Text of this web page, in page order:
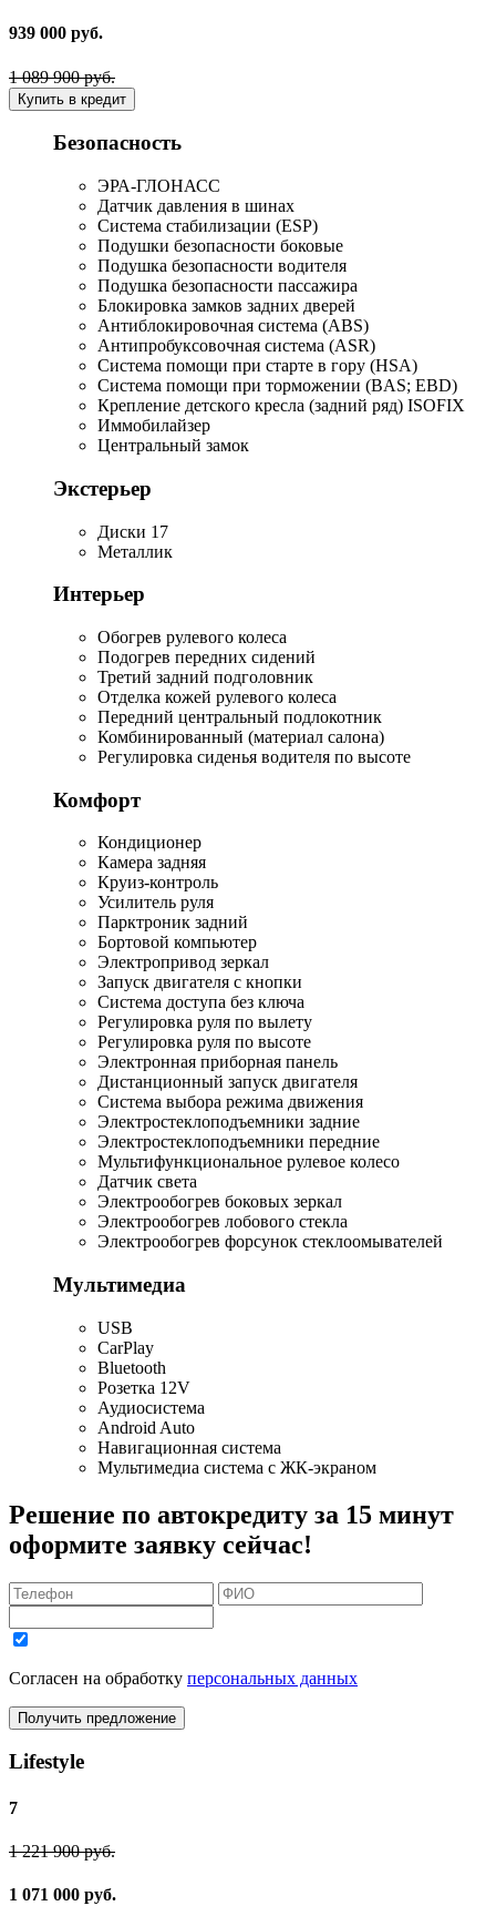
939 000 руб.
1 089 900 руб.
Купить в кредит
Безопасность
ЭРА-ГЛОНАСС
Датчик давления в шинах
Система стабилизации (ESP)
Подушки безопасности боковые
Подушка безопасности водителя
Подушка безопасности пассажира
Блокировка замков задних дверей
Антиблокировочная система (ABS)
Антипробуксовочная система (ASR)
Система помощи при старте в гору (HSA)
Система помощи при торможении (BAS; EBD)
Крепление детского кресла (задний ряд) ISOFIX
Иммобилайзер
Центральный замок
Экстерьер
Диски 17
Металлик
Интерьер
Обогрев рулевого колеса
Подогрев передних сидений
Третий задний подголовник
Отделка кожей рулевого колеса
Передний центральный подлокотник
Комбинированный (материал салона)
Регулировка сиденья водителя по высоте
Комфорт
Кондиционер
Камера задняя
Круиз-контроль
Усилитель руля
Парктроник задний
Бортовой компьютер
Электропривод зеркал
Запуск двигателя с кнопки
Система доступа без ключа
Регулировка руля по вылету
Регулировка руля по высоте
Электронная приборная панель
Дистанционный запуск двигателя
Система выбора режима движения
Электростеклоподъемники задние
Электростеклоподъемники передние
Мультифункциональное рулевое колесо
Датчик света
Электрообогрев боковых зеркал
Электрообогрев лобового стекла
Электрообогрев форсунок стеклоомывателей
Мультимедиа
USB
CarPlay
Bluetooth
Розетка 12V
Аудиосистема
Android Auto
Навигационная система
Мультимедиа система с ЖК-экраном
Решение по автокредиту за 15 минут
оформите заявку сейчас!
Согласен на обработку персональных данных
Получить предложение
Lifestyle
7
1 221 900 руб.
1 071 000 руб.